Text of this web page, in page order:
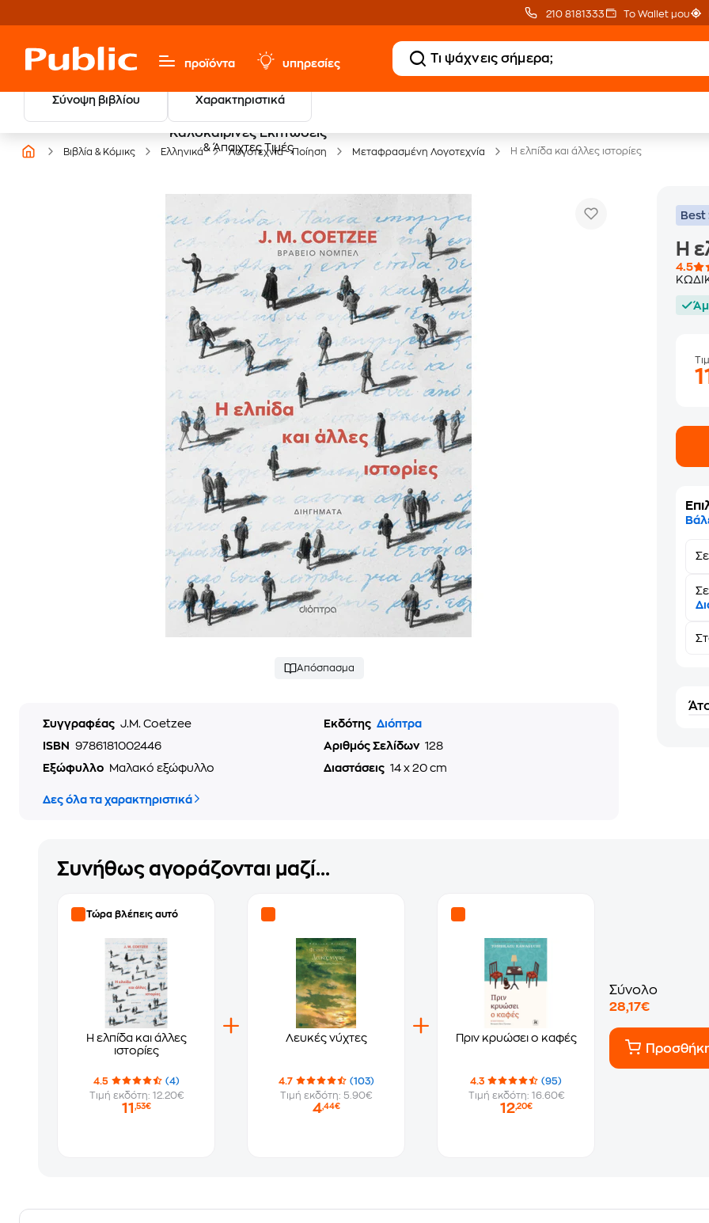
210 8181333 Το Wallet μου
προϊόντα υπηρεσίες
Σύνοψη βιβλίου Χαρακτηριστικά
Καλοκαιρινές Εκπτώσεις
& Άπαιχτες Τιμές
Βιβλία & Κόμικς Ελληνικά Λογοτεχνία - Ποίηση Μεταφρασμένη Λογοτεχνία Η ελπίδα και άλλες ιστορίες
Απόσπασμα
Συγγραφέας J.M. Coetzee Εκδότης Διόπτρα
ISBN
9786181002446 Αριθμός Σελίδων 128
Εξώφυλλο
Μαλακό εξώφυλλο Διαστάσεις 14 x 20 cm
Δες όλα τα χαρακτηριστικά
Best
Η
4.5
Συνήθως αγοράζονται μαζί...
Τώρα βλέπεις αυτό
Η ελπίδα και άλλες
ιστορίες
4.5
(4)
Τιμή εκδότη: 12.20€
11 ,53€
Λευκές νύχτες
4.7
(103)
Τιμή εκδότη: 5.90€
4,44€
Πριν κρυώσει ο καφές
4.3
(95)
Τιμή εκδότη: 16.60€
12,20€
Σύνολο
28,17€